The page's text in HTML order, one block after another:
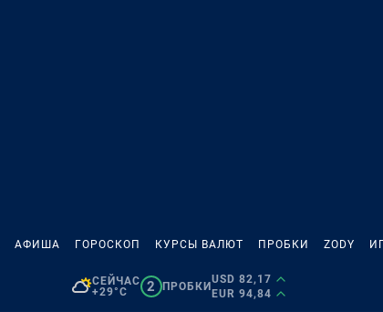
АФИША ГОРОСКОП КУРСЫ ВАЛЮТ ПРОБКИ ZODY
СЕЙЧАС
+29°C
2 ПРОБКИ
USD 82,17
EUR 94,84